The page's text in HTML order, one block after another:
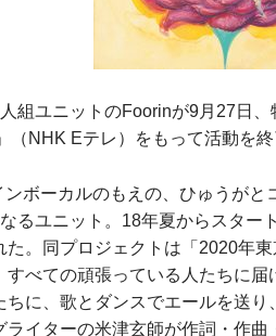
組ユニットのFoorinが9月27日、
（NHK Eテレ）をもって活動を終
ボーカルのもえの、ひゅうがと
るユニット。18年夏からスター
た。同プロジェクトは「2020年
すべての頑張っている人たちに
ちに、歌とダンスでエールを送
ライターの米津玄師が作詞・作曲